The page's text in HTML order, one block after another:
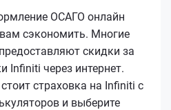
ОСАГО онлайн
сэкономить. Многие
скидки за
Infiniti через интернет.
страховка на Infiniti с
и выберите